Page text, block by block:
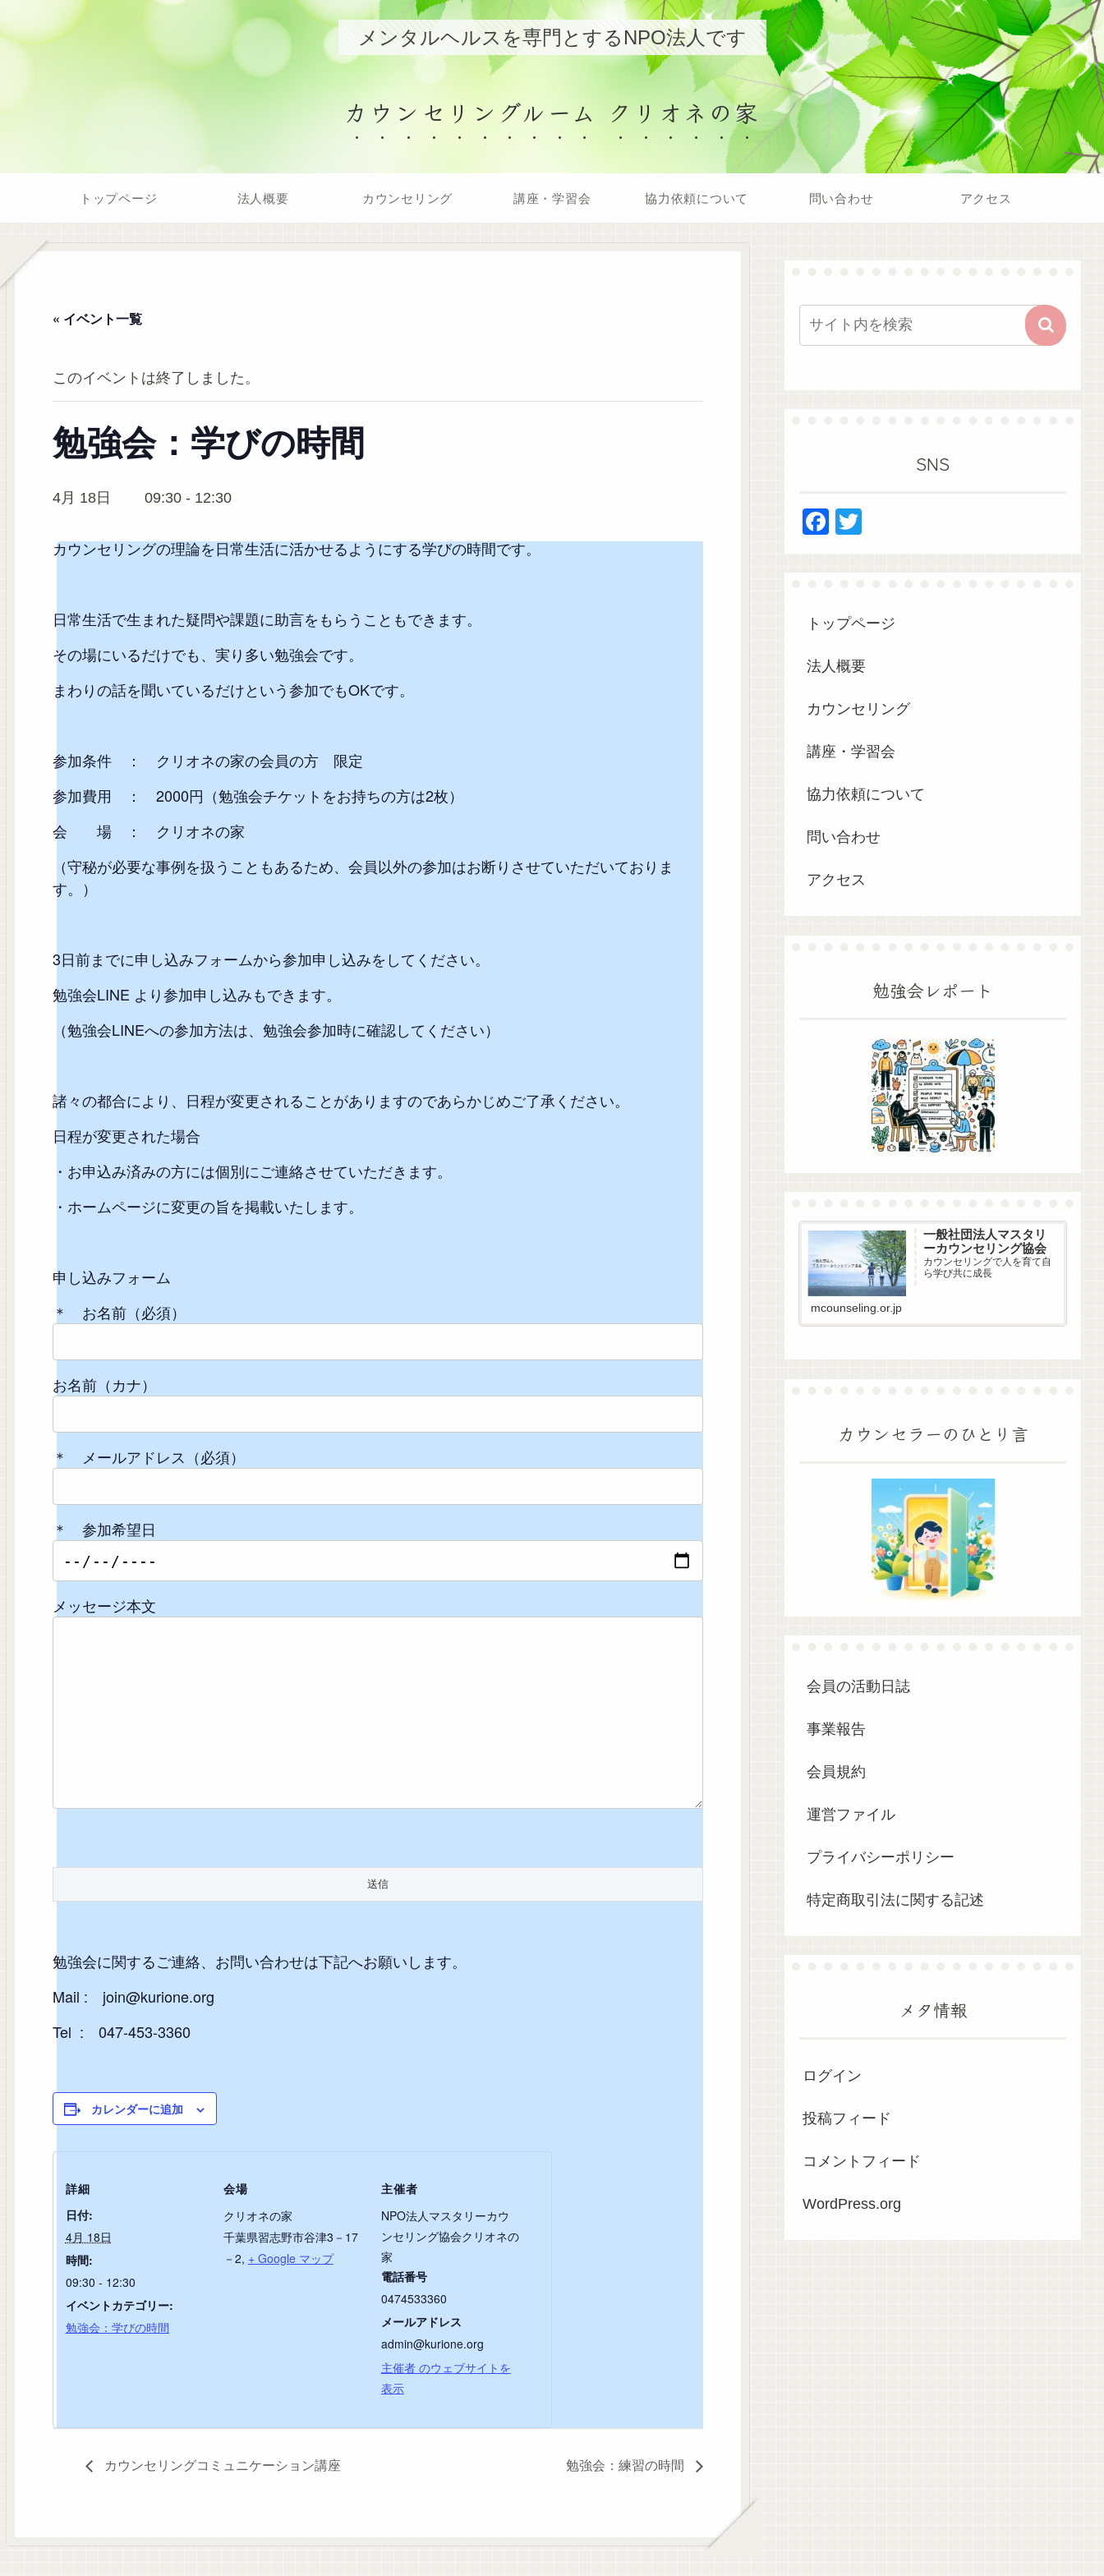
メンタルヘルスを専門とするNPO法人です
カウンセリングルーム クリオネの家
トップページ 法人概要 カウンセリング 講座・学習会 協力依頼について 問い合わせ アクセス
« イベント一覧
このイベントは終了しました。
勉強会：学びの時間
4月 18日 09:30- 12:30
カウンセリングの理論を日常生活に活かせるようにする学びの時間です。
日常生活で生まれた疑問や課題に助言をもらうこともできます。
その場にいるだけでも、実り多い勉強会です。
まわりの話を聞いているだけという参加でもOKです。
参加条件 ： クリオネの家の会員の方 限定
参加費用 ： 2000円（勉強会チケットをお持ちの方は2枚）
会 場 ： クリオネの家
（守秘が必要な事例を扱うこともあるため、会員以外の参加はお断りさせていただいておりま
す。）
3日前までに申し込みフォームから参加申し込みをしてください。
勉強会LINE より参加申し込みもできます。
（勉強会LINEへの参加方法は、勉強会参加時に確認してください）
諸々の都合により、日程が変更されることがありますのであらかじめご了承ください。
日程が変更された場合
・お申込み済みの方には個別にご連絡させていただきます。
・ホームページに変更の旨を掲載いたします。
申し込みフォーム
＊ お名前（必須）
お名前（カナ）
＊ メールアドレス（必須）
＊ 参加希望日
メッセージ本文
勉強会に関するご連絡、お問い合わせは下記へお願いします。
Mail : join@kurione.org
Tel : 047-453-3360
カレンダーに追加
詳細
日付:
4月 18日
時間:
09:30 - 12:30
イベントカテゴリー:
勉強会：学びの時間
会場
クリオネの家
千葉県習志野市谷津3－17
－2, + Google マップ
主催者
NPO法人マスタリーカウ
ンセリング協会クリオネの
家
電話番号
0474533360
メールアドレス
admin@kurione.org
主催者 のウェブサイトを
表示
カウンセリングコミュニケーション講座 勉強会：練習の時間
SNS
F
b
o
o
k
トップページ
法人概要
カウンセリング
講座・学習会
協力依頼について
問い合わせ
アクセス
勉強会レポート
一般社団法人マスタリ
ーカウンセリング協会
カウンセリングで人を育て自
ら学び共に成長
mcounseling.or.jp
カウンセラーのひとり言
会員の活動日誌
事業報告
会員規約
運営ファイル
プライバシーポリシー
特定商取引法に関する記述
メタ情報
ログイン
投稿フィード
コメントフィード
WordPress.org